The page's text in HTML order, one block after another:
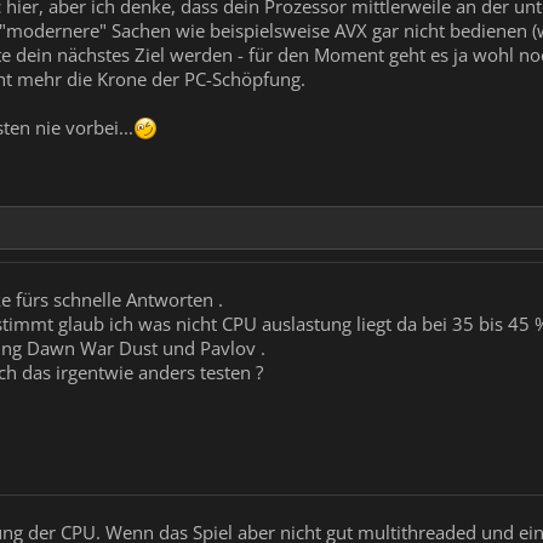
aber ich denke, dass dein Prozessor mittlerweile an der
Sachen wie beispielsweise AVX gar nicht bedienen
dein nächstes Ziel werden - für den Moment geht es ja wohl
mehr die Krone der PC-Schöpfung.
nie vorbei...
fürs schnelle Antworten .
glaub ich was nicht CPU auslastung liegt da bei 35 bis 45
Dawn War Dust und Pavlov .
das irgentwie anders testen ?
der CPU. Wenn das Spiel aber nicht gut multithreaded und